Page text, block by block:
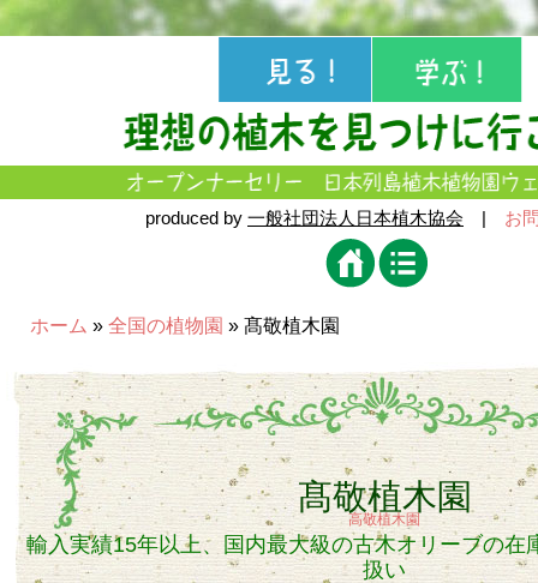
produced by 一般社団法人日本植木協会 | お
ホーム » 全国の植物園 » 髙敬植木園
髙敬植木園
高敬植木園
輸入実績15年以上、国内最大級の古木オリーブの在
扱い